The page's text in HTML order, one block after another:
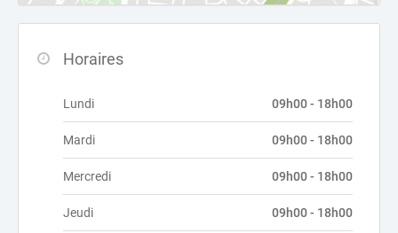
Horaires
Lundi 09h00 - 18h00
Mardi 09h00 - 18h00
Mercredi 09h00 - 18h00
Jeudi 09h00 - 18h00